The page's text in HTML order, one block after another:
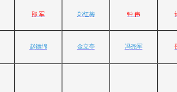
邵 军 郑红梅 钟 伟
赵德绵 金立亭 冯尧军